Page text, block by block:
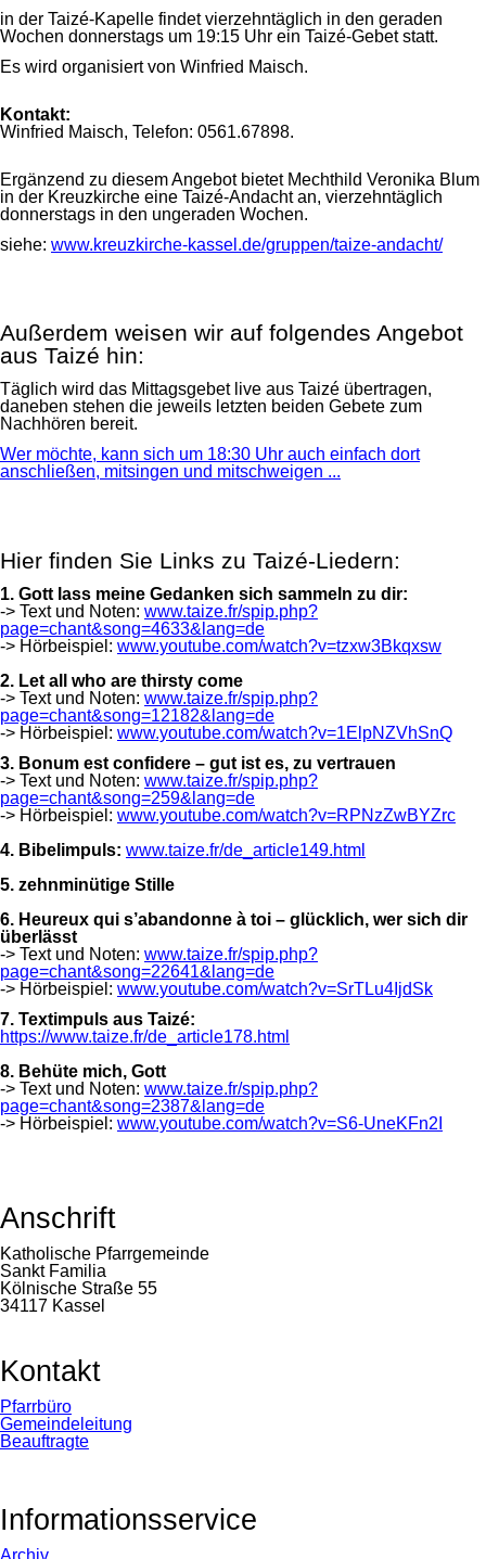
in der Taizé-Kapelle findet vierzehntäglich in den geraden
Wochen donnerstags um 19:15 Uhr ein Taizé-Gebet statt.
Es wird organisiert von Winfried Maisch.
Kontakt:
Winfried Maisch, Telefon: 0561.67898.
Ergänzend zu diesem Angebot bietet Mechthild Veronika Blum
in der Kreuzkirche eine Taizé-Andacht an, vierzehntäglich
donnerstags in den ungeraden Wochen.
siehe: www.kreuzkirche-kassel.de/gruppen/taize-andacht/
Außerdem weisen wir auf folgendes Angebot
aus Taizé hin:
Täglich wird das Mittagsgebet live aus Taizé übertragen,
daneben stehen die jeweils letzten beiden Gebete zum
Nachhören bereit.
Wer möchte, kann sich um 18:30 Uhr auch einfach dort
anschließen, mitsingen und mitschweigen ...
Hier finden Sie Links zu Taizé-Liedern:
1. Gott lass meine Gedanken sich sammeln zu dir:
-> Text und Noten: www.taize.fr/spip.php?
page=chant&song=4633&lang=de
-> Hörbeispiel: www.youtube.com/watch?v=tzxw3Bkqxsw
2. Let all who are thirsty come
-> Text und Noten: www.taize.fr/spip.php?
page=chant&song=12182&lang=de
-> Hörbeispiel: www.youtube.com/watch?v=1ElpNZVhSnQ
3. Bonum est confidere – gut ist es, zu vertrauen
-> Text und Noten: www.taize.fr/spip.php?
page=chant&song=259&lang=de
-> Hörbeispiel: www.youtube.com/watch?v=RPNzZwBYZrc
4. Bibelimpuls: www.taize.fr/de_article149.html
5. zehnminütige Stille
6. Heureux qui s’abandonne à toi – glücklich, wer sich dir
überlässt
-> Text und Noten: www.taize.fr/spip.php?
page=chant&song=22641&lang=de
-> Hörbeispiel: www.youtube.com/watch?v=SrTLu4IjdSk
7. Textimpuls aus Taizé:
https://www.taize.fr/de_article178.html
8. Behüte mich, Gott
-> Text und Noten: www.taize.fr/spip.php?
page=chant&song=2387&lang=de
-> Hörbeispiel: www.youtube.com/watch?v=S6-UneKFn2I
Anschrift
Katholische Pfarrgemeinde
Sankt Familia
Kölnische Straße 55
34117 Kassel
Kontakt
Navigation
überspringen
Pfarrbüro
Gemeindeleitung
Beauftragte
Informationsservice
Navigation
Archiv